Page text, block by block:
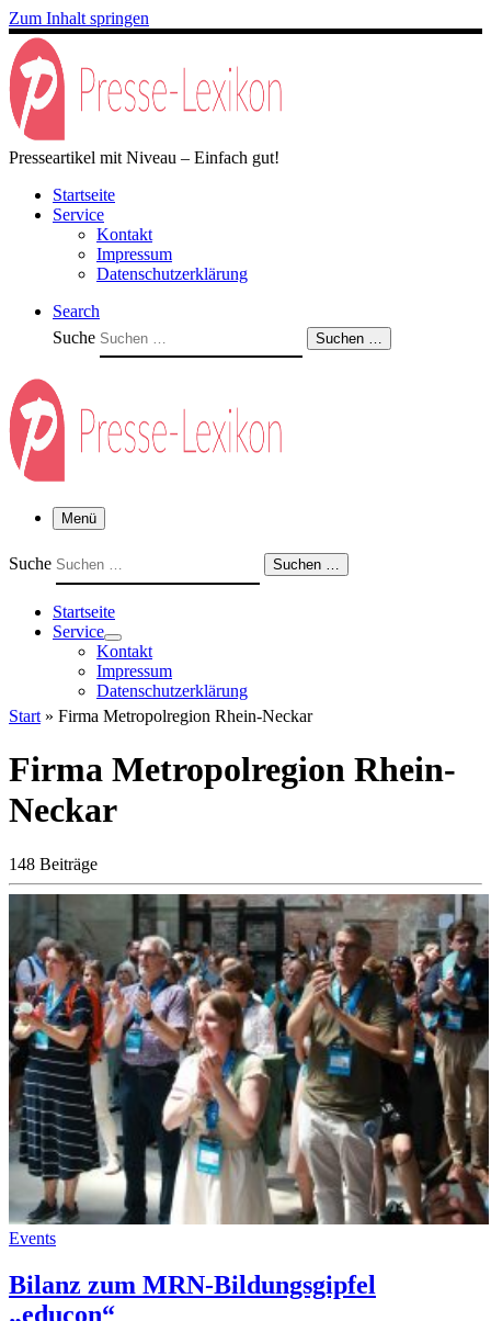
Zum Inhalt springen
Presseartikel mit Niveau – Einfach gut!
Startseite
Service
Kontakt
Impressum
Datenschutzerklärung
Search
Suche
Suchen …
Menü
Suche Suchen …
Startseite
Service
Kontakt
Impressum
Datenschutzerklärung
Start » Firma Metropolregion Rhein-Neckar
Firma Metropolregion Rhein-
Neckar
148 Beiträge
Events
Bilanz zum MRN-Bildungsgipfel
„educon“